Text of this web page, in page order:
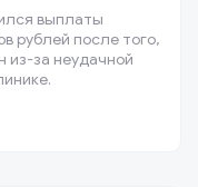
выплаты
рублей после того,
из-за неудачной